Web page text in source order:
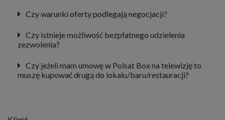
Czy warunki oferty podlegają negocjacji?
Czy istnieje możliwość bezpłatnego udzielenia
zezwolenia?
Czy jeżeli mam umowę w Polsat Box na telewizję to
muszę kupować drugą do lokalu/baru/restauracji?